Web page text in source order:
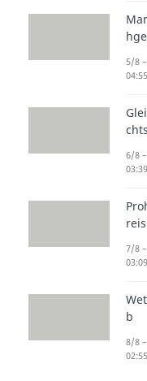
Eine
für
5/8
04:55
6/8
03:39
reis
7/8
03:09
b
8/8
02:55